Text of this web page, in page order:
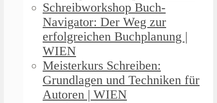
Schreibworkshop Buch-
Navigator: Der Weg zur
erfolgreichen Buchplanung |
WIEN
Meisterkurs Schreiben:
Grundlagen und Techniken für
Autoren | WIEN